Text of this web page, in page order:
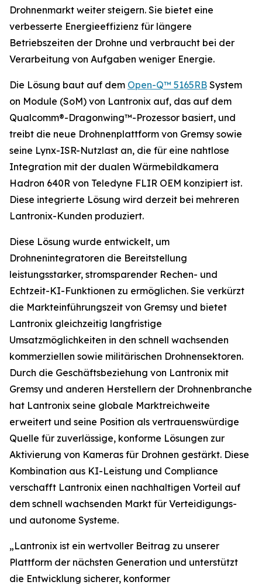
Drohnenmarkt weiter steigern. Sie bietet eine
verbesserte Energieeffizienz für längere
Betriebszeiten der Drohne und verbraucht bei der
Verarbeitung von Aufgaben weniger Energie.
Die Lösung baut auf dem Open-Q™ 5165RB System
on Module (SoM) von Lantronix auf, das auf dem
Qualcomm®-Dragonwing™-Prozessor basiert, und
treibt die neue Drohnenplattform von Gremsy sowie
seine Lynx-ISR-Nutzlast an, die für eine nahtlose
Integration mit der dualen Wärmebildkamera
Hadron 640R von Teledyne FLIR OEM konzipiert ist.
Diese integrierte Lösung wird derzeit bei mehreren
Lantronix-Kunden produziert.
Diese Lösung wurde entwickelt, um
Drohnenintegratoren die Bereitstellung
leistungsstarker, stromsparender Rechen- und
Echtzeit-KI-Funktionen zu ermöglichen. Sie verkürzt
die Markteinführungszeit von Gremsy und bietet
Lantronix gleichzeitig langfristige
Umsatzmöglichkeiten in den schnell wachsenden
kommerziellen sowie militärischen Drohnensektoren.
Durch die Geschäftsbeziehung von Lantronix mit
Gremsy und anderen Herstellern der Drohnenbranche
hat Lantronix seine globale Marktreichweite
erweitert und seine Position als vertrauenswürdige
Quelle für zuverlässige, konforme Lösungen zur
Aktivierung von Kameras für Drohnen gestärkt. Diese
Kombination aus KI-Leistung und Compliance
verschafft Lantronix einen nachhaltigen Vorteil auf
dem schnell wachsenden Markt für Verteidigungs-
und autonome Systeme.
„Lantronix ist ein wertvoller Beitrag zu unserer
Plattform der nächsten Generation und unterstützt
die Entwicklung sicherer, konformer